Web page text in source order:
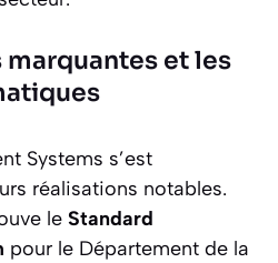
marquantes et les
Systems s’est
réalisations notables.
le Standard
pour le Département de la